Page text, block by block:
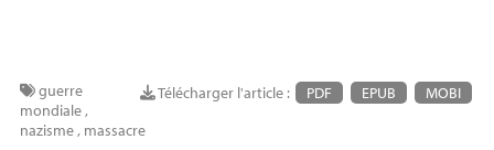
Télécharger l'article : PDF EPUB MOBI
guerre
mondiale,
nazisme, massacre